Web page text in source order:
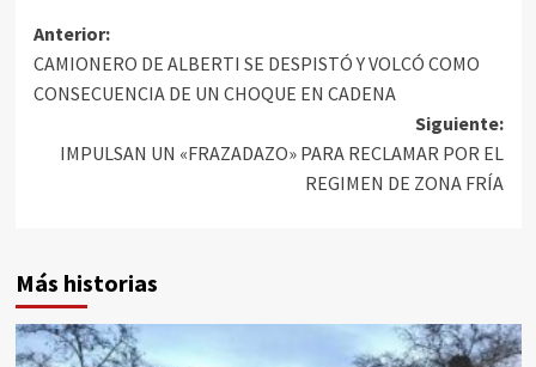
Anterior:
CAMIONERO DE ALBERTI SE DESPISTÓ Y VOLCÓ COMO
CONSECUENCIA DE UN CHOQUE EN CADENA
Siguiente:
IMPULSAN UN «FRAZADAZO» PARA RECLAMAR POR EL
REGIMEN DE ZONA FRÍA
Más historias